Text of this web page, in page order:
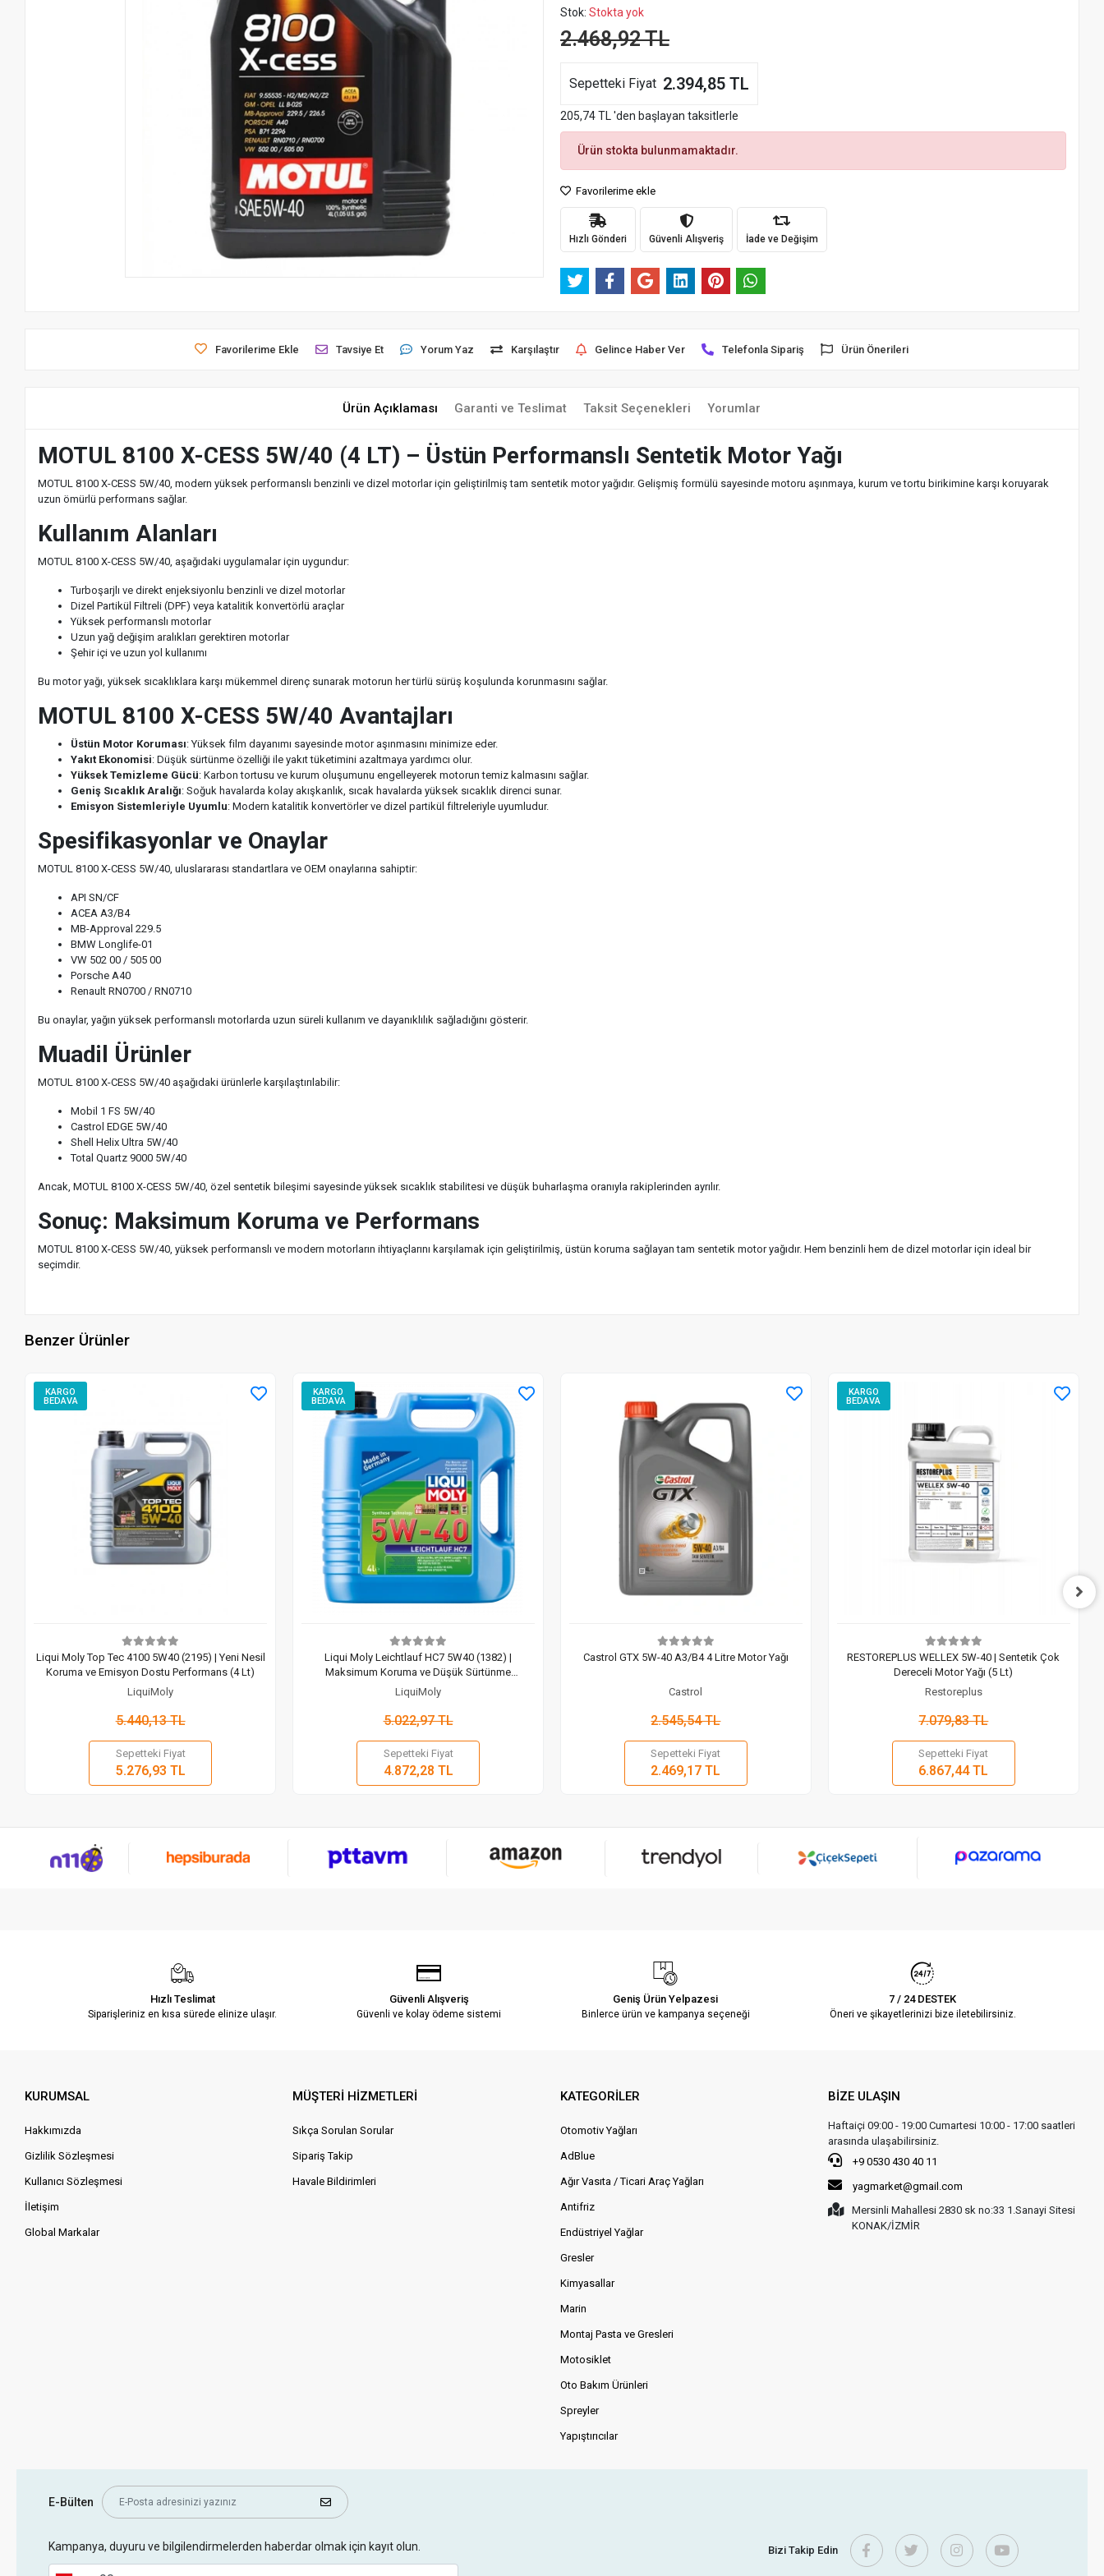
Stok: Stokta yok
2.468,92 TL
Sepetteki Fiyat 2.394,85 TL
205,74 TL 'den başlayan taksitlerle
Ürün stokta bulunmamaktadır.
Favorilerime ekle
Hızlı Gönderi Güvenli Alışveriş İade ve Değişim
Favorilerime Ekle Tavsiye Et Yorum Yaz Karşılaştır Gelince Haber Ver Telefonla Sipariş Ürün Önerileri
Ürün Açıklaması Garanti ve Teslimat Taksit Seçenekleri Yorumlar
MOTUL 8100 X-CESS 5W/40 (4 LT) – Üstün Performanslı Sentetik Motor Yağı
MOTUL 8100 X-CESS 5W/40, modern yüksek performanslı benzinli ve dizel motorlar için geliştirilmiş tam sentetik motor yağıdır. Gelişmiş formülü sayesinde motoru aşınmaya, kurum ve tortu birikimine karşı koruyarak
uzun ömürlü performans sağlar.
Kullanım Alanları
MOTUL 8100 X-CESS 5W/40, aşağıdaki uygulamalar için uygundur:
Turboşarjlı ve direkt enjeksiyonlu benzinli ve dizel motorlar
Dizel Partikül Filtreli (DPF) veya katalitik konvertörlü araçlar
Yüksek performanslı motorlar
Uzun yağ değişim aralıkları gerektiren motorlar
Şehir içi ve uzun yol kullanımı
Bu motor yağı, yüksek sıcaklıklara karşı mükemmel direnç sunarak motorun her türlü sürüş koşulunda korunmasını sağlar.
MOTUL 8100 X-CESS 5W/40 Avantajları
Üstün Motor Koruması: Yüksek film dayanımı sayesinde motor aşınmasını minimize eder.
Yakıt Ekonomisi: Düşük sürtünme özelliği ile yakıt tüketimini azaltmaya yardımcı olur.
Yüksek Temizleme Gücü: Karbon tortusu ve kurum oluşumunu engelleyerek motorun temiz kalmasını sağlar.
Geniş Sıcaklık Aralığı: Soğuk havalarda kolay akışkanlık, sıcak havalarda yüksek sıcaklık direnci sunar.
Emisyon Sistemleriyle Uyumlu: Modern katalitik konvertörler ve dizel partikül filtreleriyle uyumludur.
Spesifikasyonlar ve Onaylar
MOTUL 8100 X-CESS 5W/40, uluslararası standartlara ve OEM onaylarına sahiptir:
API SN/CF
ACEA A3/B4
MB-Approval 229.5
BMW Longlife-01
VW 502 00 / 505 00
Porsche A40
Renault RN0700 / RN0710
Bu onaylar, yağın yüksek performanslı motorlarda uzun süreli kullanım ve dayanıklılık sağladığını gösterir.
Muadil Ürünler
MOTUL 8100 X-CESS 5W/40 aşağıdaki ürünlerle karşılaştırılabilir:
Mobil 1 FS 5W/40
Castrol EDGE 5W/40
Shell Helix Ultra 5W/40
Total Quartz 9000 5W/40
Ancak, MOTUL 8100 X-CESS 5W/40, özel sentetik bileşimi sayesinde yüksek sıcaklık stabilitesi ve düşük buharlaşma oranıyla rakiplerinden ayrılır.
Sonuç: Maksimum Koruma ve Performans
MOTUL 8100 X-CESS 5W/40, yüksek performanslı ve modern motorların ihtiyaçlarını karşılamak için geliştirilmiş, üstün koruma sağlayan tam sentetik motor yağıdır. Hem benzinli hem de dizel motorlar için ideal bir
seçimdir.
Benzer Ürünler
KARGO
BEDAVA
Liqui Moly Top Tec 4100 5W40 (2195) | Yeni Nesil
Koruma ve Emisyon Dostu Performans (4 Lt)
LiquiMoly
5.440,13 TL
Sepetteki Fiyat
5.276,93 TL
Adet
Sepete Ekle
KARGO
BEDAVA
Liqui Moly Leichtlauf HC7 5W40 (1382) |
Maksimum Koruma ve Düşük Sürtünme
Teknolojisi (4 Lt)
LiquiMoly
5.022,97 TL
Sepetteki Fiyat
4.872,28 TL
Adet
Sepete Ekle
Castrol GTX 5W-40 A3/B4 4 Litre Motor Yağı
Castrol
2.545,54 TL
Sepetteki Fiyat
2.469,17 TL
Adet
Sepete Ekle
KARGO
BEDAVA
RESTOREPLUS WELLEX 5W-40 | Sentetik Çok
Dereceli Motor Yağı (5 Lt)
Restoreplus
7.079,83 TL
Sepetteki Fiyat
6.867,44 TL
Adet
Sepete Ekle
Hızlı Teslimat
Siparişleriniz en kısa sürede elinize ulaşır.
Güvenli Alışveriş
Güvenli ve kolay ödeme sistemi
Geniş Ürün Yelpazesi
Binlerce ürün ve kampanya seçeneği
7 / 24 DESTEK
Öneri ve şikayetlerinizi bize iletebilirsiniz.
KURUMSAL
Hakkımızda
Gizlilik Sözleşmesi
Kullanıcı Sözleşmesi
İletişim
Global Markalar
MÜŞTERİ HİZMETLERİ
Sıkça Sorulan Sorular
Sipariş Takip
Havale Bildirimleri
KATEGORİLER
Otomotiv Yağları
AdBlue
Ağır Vasıta / Ticari Araç Yağları
Antifriz
Endüstriyel Yağlar
Gresler
Kimyasallar
Marin
Montaj Pasta ve Gresleri
Motosiklet
Oto Bakım Ürünleri
Spreyler
Yapıştırıcılar
BİZE ULAŞIN
Haftaiçi 09:00 - 19:00 Cumartesi 10:00 - 17:00 saatleri
arasında ulaşabilirsiniz.
+9 0530 430 40 11
yagmarket@gmail.com
Mersinli Mahallesi 2830 sk no:33 1.Sanayi Sitesi
KONAK/İZMİR
E-Bülten
Kampanya, duyuru ve bilgilendirmelerden haberdar olmak için kayıt olun. Bizi Takip Edin